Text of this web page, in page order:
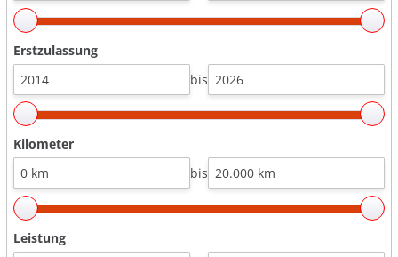
Erstzulassung
bis
Kilometer
bis
Leistung